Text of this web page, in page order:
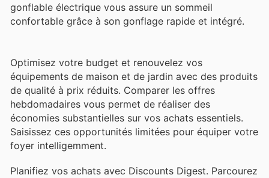
gonflable électrique vous assure un sommeil
confortable grâce à son gonflage rapide et intégré.
Optimisez votre budget et renouvelez vos
équipements de maison et de jardin avec des produits
de qualité à prix réduits. Comparer les offres
hebdomadaires vous permet de réaliser des
économies substantielles sur vos achats essentiels.
Saisissez ces opportunités limitées pour équiper votre
foyer intelligemment.
Planifiez vos achats avec Discounts Digest. Parcourez